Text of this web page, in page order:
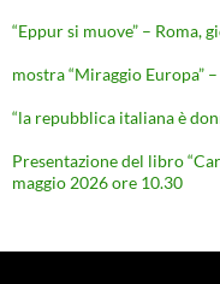
“Eppur si muove” – Roma,
mostra “Miraggio Europa”
“la repubblica italiana è
Presentazione del libro
maggio 2026 ore 10.30